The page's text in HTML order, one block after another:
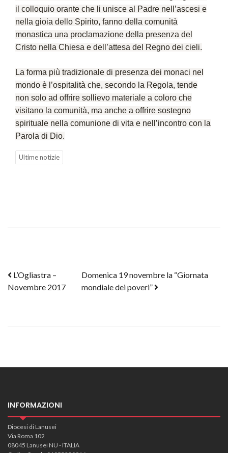
il colloquio orante che li unisce al Padre nell’ascesi e
nella gioia dello Spirito, fanno della comunità
monastica una proclamazione della presenza del
Cristo nella Chiesa e dell’attesa del Regno dei cieli.
La forma più tradizionale di presenza dei monaci nel
mondo è l’ospitalità che, secondo la Regola, tende
non solo ad offrire sollievo materiale a coloro che
visitano la comunità, ma anche a offrire sostegno
spirituale nella comunione di vita e nell’incontro con la
Parola di Dio.
Ultime notizie
Post navigation
L’Ogliastra –
Novembre 2017
Domenica 19 novembre la “Giornata
mondiale dei poveri”
INFORMAZIONI
Diocesi di Lanusei
Via Roma 102
08045 Lanusei NU - ITALIA